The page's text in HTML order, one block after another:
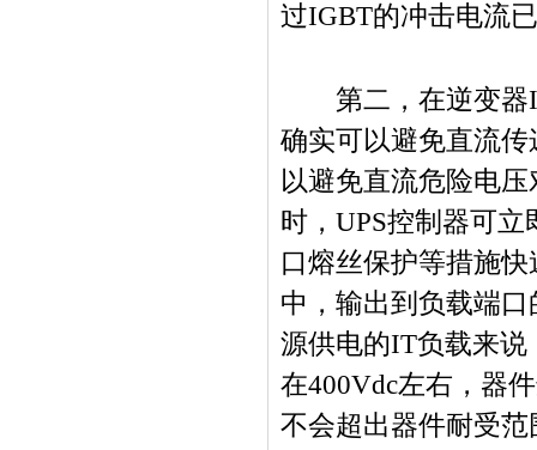
过IGBT的冲击电流
第二，在逆变器
确实可以避免直流
以避免直流危险电
时， UPS控制器可立
口熔丝保护等措施
中，输出到负载端
源供电的IT负载来说
在400Vdc左右，器
不会超出器件耐受